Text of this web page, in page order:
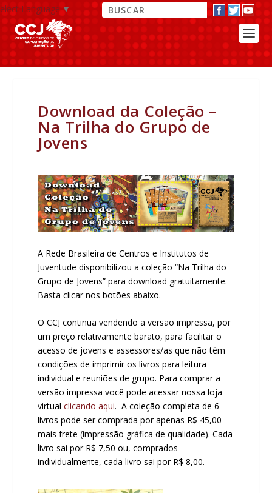
Language▼
Download da Coleção –
Na Trilha do Grupo de
Jovens
A Rede Brasileira de Centros e Institutos de
Juventude disponibilizou a coleção “Na Trilha do
Grupo de Jovens” para download gratuitamente.
Basta clicar nos botões abaixo.
O CCJ continua vendendo a versão impressa, por
um preço relativamente barato, para facilitar o
acesso de jovens e assessores/as que não têm
condições de imprimir os livros para leitura
individual e reuniões de grupo. Para comprar a
versão impressa você pode acessar nossa loja
virtualclicando aqui. A coleção completa de 6
livros pode ser comprada por apenas R$ 45,00
mais frete (impressão gráfica de qualidade). Cada
livro sai por R$ 7,50 ou, comprados
individualmente, cada livro sai por R$ 8,00.